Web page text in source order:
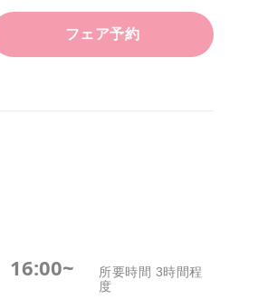
フェア予約
16:00~
所要時間 3時間程
度